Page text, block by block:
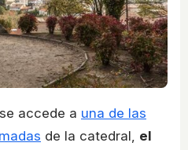
accede a una de las
de la catedral, el